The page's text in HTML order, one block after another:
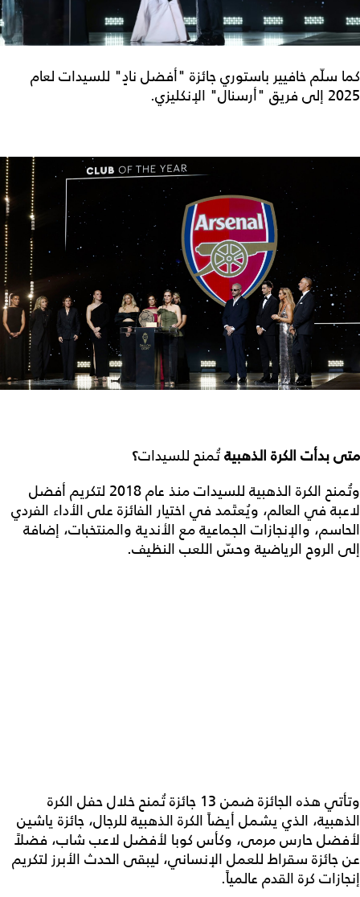
كما سلّم خافيير باستوري جائزة "أفضل نادٍ" للسيدات لعام
2025 إلى فريق "أرسنال" الإنكليزي.
متى بدأت الكرة الذهبيةتُمنح للسيدات؟
وتُمنح الكرة الذهبية للسيدات منذ عام 2018 لتكريم أفضل
لاعبة في العالم، ويُعتَمد في اختيار الفائزة على الأداء الفردي
الحاسم، والإنجازات الجماعية مع الأندية والمنتخبات، إضافة
إلى الروح الرياضية وحسّ اللعب النظيف.
وتأتي هذه الجائزة ضمن 13 جائزة تُمنح خلال حفل الكرة
الذهبية، الذي يشمل أيضاً الكرة الذهبية للرجال، جائزة ياشين
لأفضل حارس مرمى، وكأس كوبا لأفضل لاعب شاب، فضلاً
عن جائزة سقراط للعمل الإنساني، ليبقى الحدث الأبرز لتكريم
إنجازات كرة القدم عالمياً.